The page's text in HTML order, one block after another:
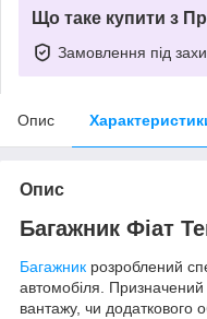
Що таке купити з
Замовлення під
Опис
Опис
Багажник Фіат
Багажник розроблений
автомобіля.
вантажу, чи додаткового